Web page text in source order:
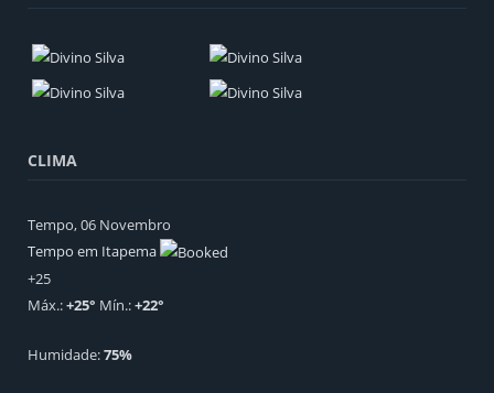
CLIMA
Tempo, 06 Novembro
Tempo em Itapema
+25
Máx.:+25° Mín.:+22°
Humidade:75%